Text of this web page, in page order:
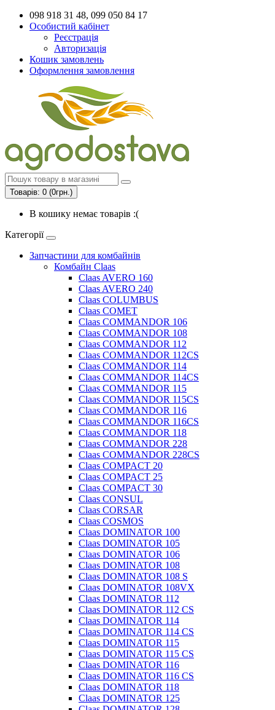
098 918 31 48, 099 050 84 17
Особистий кабінет
Реєстрація
Авторизація
Кошик замовлень
Оформлення замовлення
Товарів: 0 (0грн.)
В кошику немає товарів :(
Категорії
Запчастини для комбайнів
Комбайн Claas
Claas AVERO 160
Claas AVERO 240
Claas COLUMBUS
Claas COMET
Claas COMMANDOR 106
Claas COMMANDOR 108
Claas COMMANDOR 112
Claas COMMANDOR 112CS
Claas COMMANDOR 114
Claas COMMANDOR 114CS
Claas COMMANDOR 115
Claas COMMANDOR 115CS
Claas COMMANDOR 116
Claas COMMANDOR 116CS
Claas COMMANDOR 118
Claas COMMANDOR 228
Claas COMMANDOR 228CS
Claas COMPACT 20
Claas COMPACT 25
Claas COMPACT 30
Claas CONSUL
Claas CORSAR
Claas COSMOS
Claas DOMINATOR 100
Claas DOMINATOR 105
Claas DOMINATOR 106
Claas DOMINATOR 108
Claas DOMINATOR 108 S
Claas DOMINATOR 108VX
Claas DOMINATOR 112
Claas DOMINATOR 112 CS
Claas DOMINATOR 114
Claas DOMINATOR 114 CS
Claas DOMINATOR 115
Claas DOMINATOR 115 CS
Claas DOMINATOR 116
Claas DOMINATOR 116 CS
Claas DOMINATOR 118
Claas DOMINATOR 125